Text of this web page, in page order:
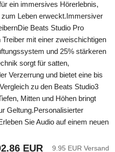
ein immersives Hörerlebnis,
Leben erweckt.Immersiver
Beats Studio Pro
mit einer zweischichtigen
und 25% stärkeren
sorgt für satten,
Verzerrung und bietet eine bis
zu den Beats Studio3
Mitten und Höhen bringt
Geltung.Personalisierter
Sie Audio auf einem neuen
EUR 9.95 EUR Versand